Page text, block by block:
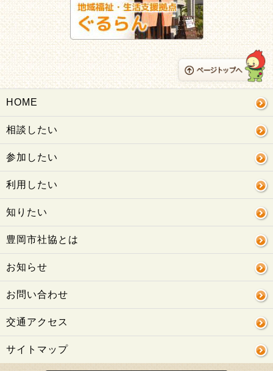
HOME
相談したい
参加したい
利用したい
知りたい
豊岡市社協とは
お知らせ
お問い合わせ
交通アクセス
サイトマップ